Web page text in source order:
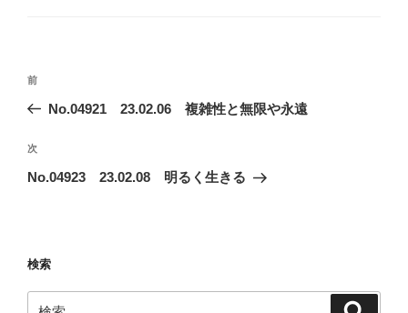
投
ビ
ゲ
ン
前
の
稿
前
No.04921 23.02.06 複雑性と無限や永遠
次
の
次
No.04923 23.02.08 明るく生きる
検索